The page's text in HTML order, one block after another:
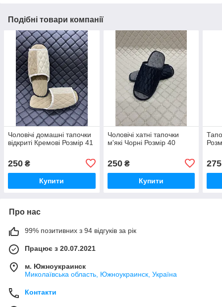
Подібні товари компанії
Чоловічі домашні тапочки
відкриті Кремові Розмір 41
250 ₴
Купити
Чоловічі хатні тапочки
м'які Чорні Розмір 40
250₴
Купити
275
Про нас
99% позитивних з 94 відгуків за рік
Працює з 20.07.2021
м. Южноукраинск
Миколаївська область, Южноукраинск, Україна
Контакти